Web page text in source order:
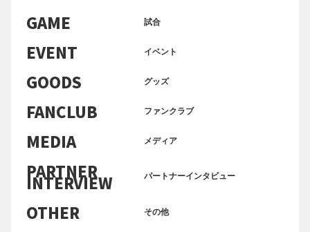
GAME
試合
EVENT イベント
GOODS グッズ
FANCLUB ファンクラブ
MEDIA メディア
PARTNER
INTERVIEW パートナーインタビュー
OTHER その他